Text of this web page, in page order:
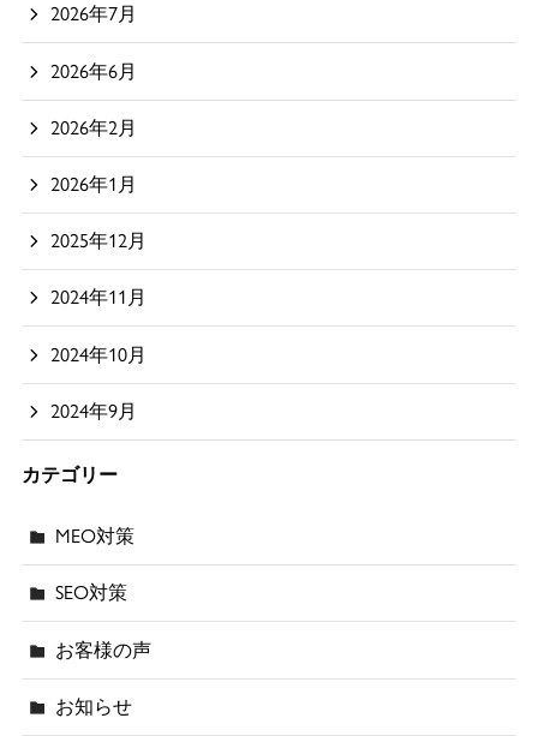
2026年7月
2026年6月
2026年2月
2026年1月
2025年12月
2024年11月
2024年10月
2024年9月
カテゴリー
MEO対策
SEO対策
お客様の声
お知らせ